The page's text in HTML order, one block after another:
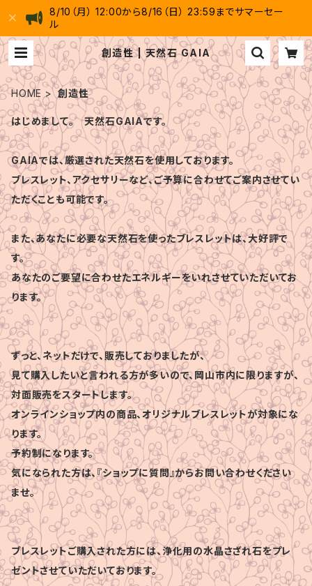
8/10（月） 12:00から8/16（日） 23:59までサマーセー
ル
創造性 | 天然石 GAIA
HOME 創造性
はじめまして。 天然石GAIAです。
GAIAでは、厳選された天然石を使用しております。
ブレスレット、アクセサリーなど、ご予算に合わせてご案内させてい
ただくことも可能です。
また、あなたに必要な天然石を使ったブレスレットは、大好評で
す。
あなたのご要望に合わせたエネルギーをいれさせていただいてお
ります。
ずっと、ネットだけで、販売しておりましたが、
見て購入したいと言われる方が多いので、岡山市内に限りますが、
対面販売をスタートします。
オンラインショップ内の商品、オリジナルブレスレットが対象にな
ります。
予約制になります。
気になられた方は、『ショップに質問』からお問い合わせください
ませ。
ブレスレットご購入された方には、浄化用の水晶さざれ石をプレ
ゼントさせていただいております。